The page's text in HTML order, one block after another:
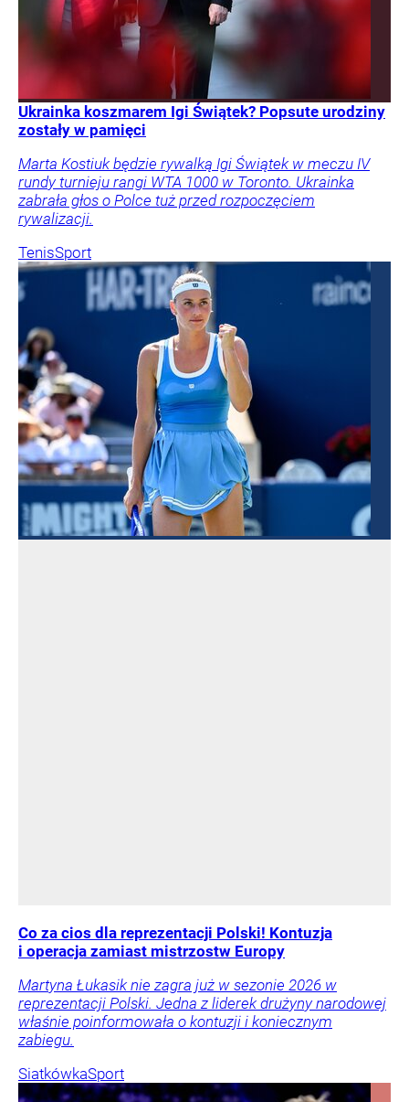
Ukrainka koszmarem Igi Świątek? Popsute urodziny
zostały w pamięci
Marta Kostiuk będzie rywalką Igi Świątek w meczu IV
rundy turnieju rangi WTA 1000 w Toronto. Ukrainka
zabrała głos o Polce tuż przed rozpoczęciem
rywalizacji.
TenisSport
Co za cios dla reprezentacji Polski! Kontuzja
i operacja zamiast mistrzostw Europy
Martyna Łukasik nie zagra już w sezonie 2026 w
reprezentacji Polski. Jedna z liderek drużyny narodowej
właśnie poinformowała o kontuzji i koniecznym
zabiegu.
SiatkówkaSport